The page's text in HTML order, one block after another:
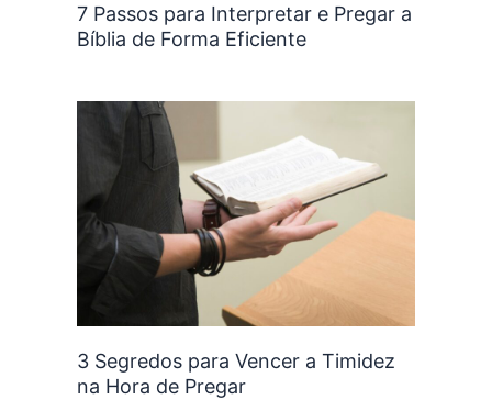
7 Passos para Interpretar e Pregar a
Bíblia de Forma Eficiente
3 Segredos para Vencer a Timidez
na Hora de Pregar